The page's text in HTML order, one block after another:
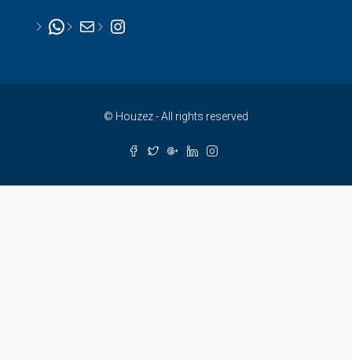
WhatsApp
Mail Instagram
© Houzez - All rights reserved